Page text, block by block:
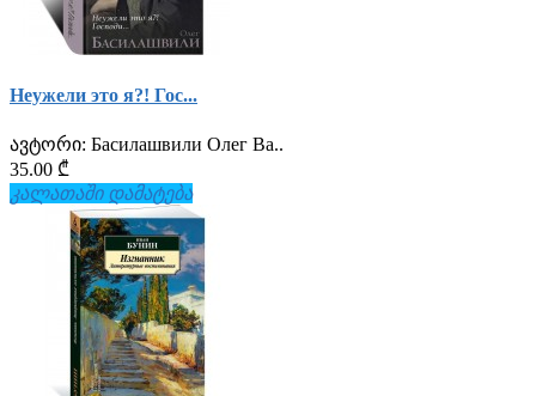
Неужели это я?! Гос...
ავტორი: Басилашвили Олег Ва..
35.00 ₾
კალათაში დამატება